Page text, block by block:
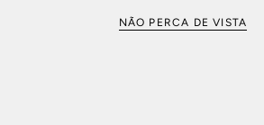
NÃO PERCA DE VISTA